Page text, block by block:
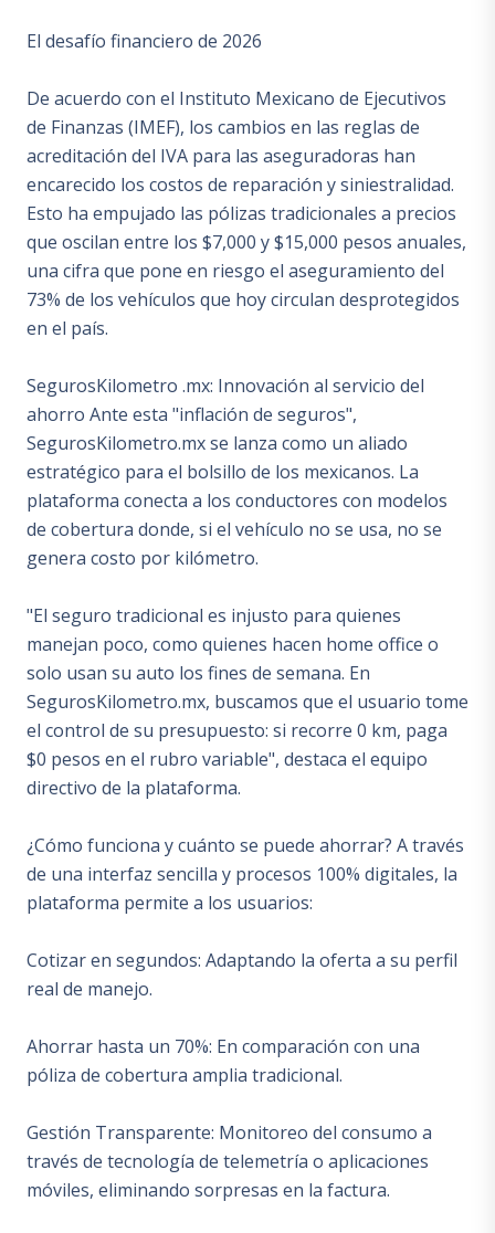
El desafío financiero de 2026
De acuerdo con el Instituto Mexicano de Ejecutivos
de Finanzas (IMEF), los cambios en las reglas de
acreditación del IVA para las aseguradoras han
encarecido los costos de reparación y siniestralidad.
Esto ha empujado las pólizas tradicionales a precios
que oscilan entre los $7,000 y $15,000 pesos anuales,
una cifra que pone en riesgo el aseguramiento del
73% de los vehículos que hoy circulan desprotegidos
en el país.
SegurosKilometro .mx: Innovación al servicio del
ahorro Ante esta "inflación de seguros",
SegurosKilometro.mx se lanza como un aliado
estratégico para el bolsillo de los mexicanos. La
plataforma conecta a los conductores con modelos
de cobertura donde, si el vehículo no se usa, no se
genera costo por kilómetro.
"El seguro tradicional es injusto para quienes
manejan poco, como quienes hacen home office o
solo usan su auto los fines de semana. En
SegurosKilometro.mx, buscamos que el usuario tome
el control de su presupuesto: si recorre 0 km, paga
$0 pesos en el rubro variable", destaca el equipo
directivo de la plataforma.
¿Cómo funciona y cuánto se puede ahorrar? A través
de una interfaz sencilla y procesos 100% digitales, la
plataforma permite a los usuarios:
Cotizar en segundos: Adaptando la oferta a su perfil
real de manejo.
Ahorrar hasta un 70%: En comparación con una
póliza de cobertura amplia tradicional.
Gestión Transparente: Monitoreo del consumo a
través de tecnología de telemetría o aplicaciones
móviles, eliminando sorpresas en la factura.